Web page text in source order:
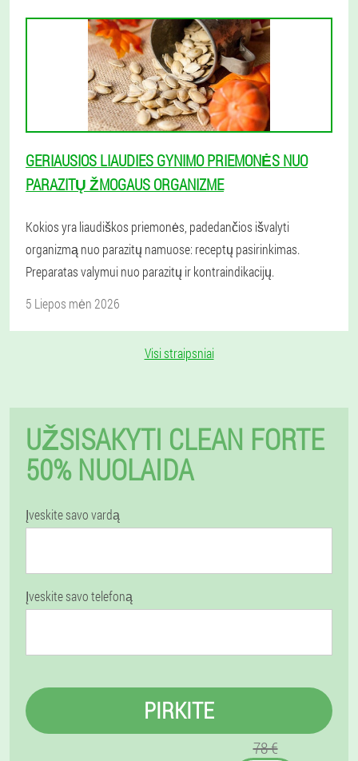
GERIAUSIOS LIAUDIES GYNIMO PRIEMONĖS NUO
PARAZITŲ ŽMOGAUS ORGANIZME
Kokios yra liaudiškos priemonės, padedančios išvalyti
organizmą nuo parazitų namuose: receptų pasirinkimas.
Preparatas valymui nuo parazitų ir kontraindikacijų.
5 Liepos mėn 2026
Visi straipsniai
UŽSISAKYTI CLEAN FORTE
50% NUOLAIDA
Įveskite savo vardą
Įveskite savo telefoną
PIRKITE
78 €